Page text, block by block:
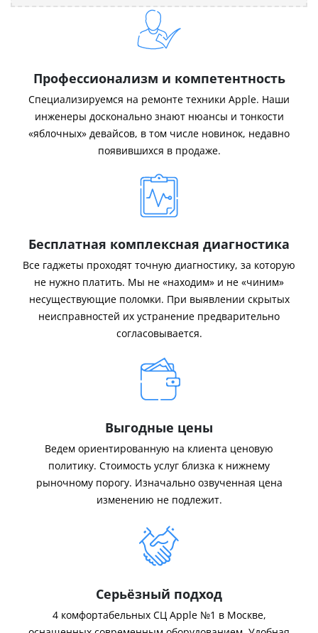
Профессионализм и компетентность
Специализируемся на ремонте техники Apple. Наши
инженеры досконально знают нюансы и тонкости
«яблочных» девайсов, в том числе новинок, недавно
появившихся в продаже.
Бесплатная комплексная диагностика
Все гаджеты проходят точную диагностику, за которую
не нужно платить. Мы не «находим» и не «чиним»
несуществующие поломки. При выявлении скрытых
неисправностей их устранение предварительно
согласовывается.
Выгодные цены
Ведем ориентированную на клиента ценовую
политику. Стоимость услуг близка к нижнему
рыночному порогу. Изначально озвученная цена
изменению не подлежит.
Серьёзный подход
4 комфортабельных СЦ Apple №1 в Москве,